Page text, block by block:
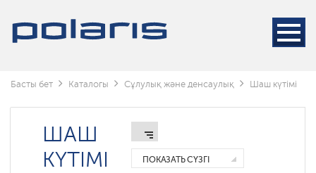
Басты бет Каталогы Сұлулық және денсаулық Шаш күтімі
ШАШ
КҮТІМІ
ПОКАЗАТЬ СҮЗГІ
Фендер